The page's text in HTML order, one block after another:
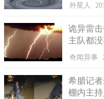
外星人
诡异雷
主队都
奇闻异事
希腊记
棚内主